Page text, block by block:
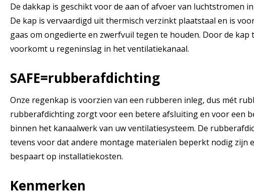
De dakkap is geschikt voor de aan of afvoer van luchtstromen
De kap is vervaardigd uit thermisch verzinkt plaatstaal en is
gaas om ongedierte en zwerfvuil tegen te houden. Door de kap
voorkomt u regeninslag in het ventilatiekanaal.
SAFE=rubberafdichting
Onze regenkap is voorzien van een rubberen inleg, dus mét
rubberafdichting zorgt voor een betere afsluiting en voor een
binnen het kanaalwerk van uw ventilatiesysteem. De
tevens voor dat andere montage materialen beperkt nodig zijn
bespaart op installatiekosten.
Kenmerken